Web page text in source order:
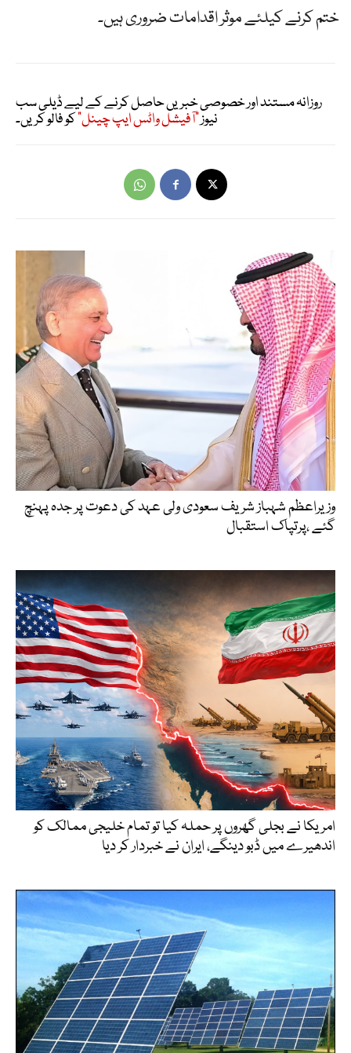
ختم کرنے کیلئے موثر اقدامات ضروری ہیں۔
روزانہ مستند اور خصوصی خبریں حاصل کرنے کے لیے ڈیلی سب
نیوز"آفیشل واٹس ایپ چینل"کو فالو کریں۔
وزیراعظم شہباز شریف سعودی ولی عہد کی دعوت پر جدہ پہنچ
گئے ،پرتپاک استقبال
امریکا نے بجلی گھروں پر حملہ کیا تو تمام خلیجی ممالک کو
اندھیرے میں ڈبو دینگے، ایران نے خبردار کر دیا